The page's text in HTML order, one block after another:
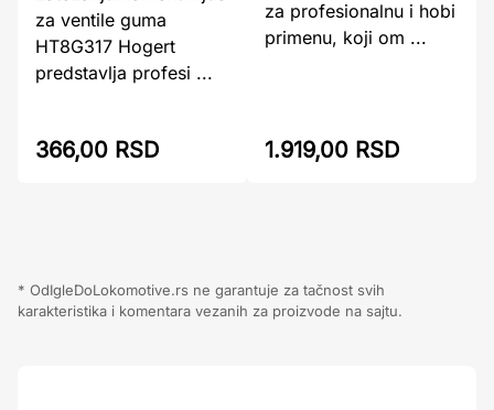
za ventile guma
HT8G317 Hogert
predstavlja profesi ...
366,00 RSD
za profesionalnu i hobi
primenu, koji om ...
1.919,00 RSD
* OdIgleDoLokomotive.rs ne garantuje za tačnost svih
karakteristika i komentara vezanih za proizvode na sajtu.